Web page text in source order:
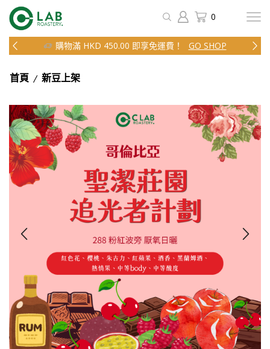
0
購物滿 HKD 450.00 即享免運費！ GO SHOP
首頁 / 新豆上架